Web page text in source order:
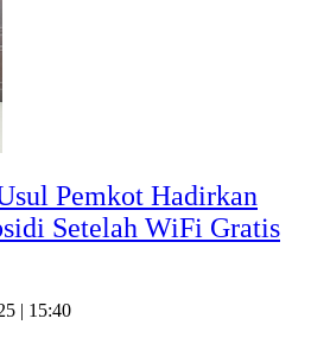
Pemkot Hadirkan
Setelah WiFi Gratis
| 15:40